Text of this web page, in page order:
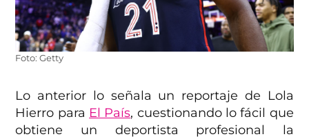
Foto: Getty
Lo anterior lo señala un reportaje de Lola
Hierro para El País, cuestionando lo fácil que
obtiene un deportista profesional la